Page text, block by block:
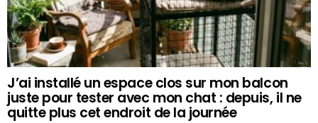
J’ai installé un espace clos sur mon balcon
juste pour tester avec mon chat : depuis, il ne
quitte plus cet endroit de la journée